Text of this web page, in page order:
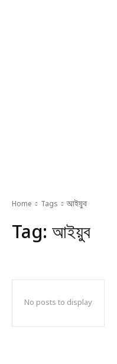
Home Tags আইয়ুব
Tag: আইয়ুব
No posts to display